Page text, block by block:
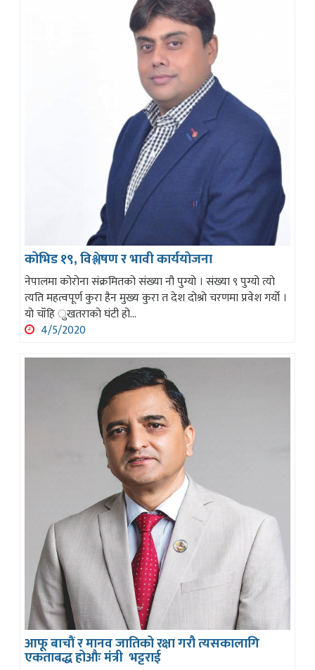
कोभिड १९, विश्लेषण र भावी कार्ययोजना
नेपालमा कोरोना संक्रमितको संख्या नौ पुग्यो । संख्या ९ पुग्यो त्यो
त्यति महत्वपूर्ण कुरा हैन मुख्य कुरा त देश दोश्रो चरणमा प्रवेश गर्यो ।
यो चॉंहि ुखतराको घंटी हो...
4/5/2020
आफू बाचौं र मानव जातिको रक्षा गरौ त्यसकालागि
एकताबद्ध होऔः मंत्री भट्टराई